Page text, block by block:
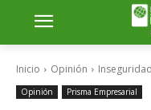
Inicio Opinión
Opinión Prisma Empresarial